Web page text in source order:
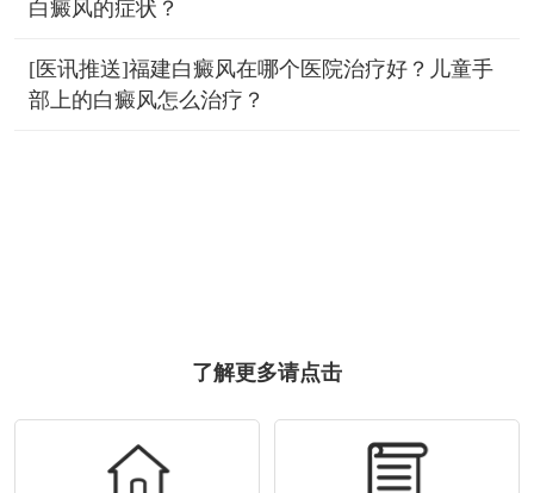
白癜风的症状？
[医讯推送]福建白癜风在哪个医院治疗好？儿童手
部上的白癜风怎么治疗？
了解更多请点击